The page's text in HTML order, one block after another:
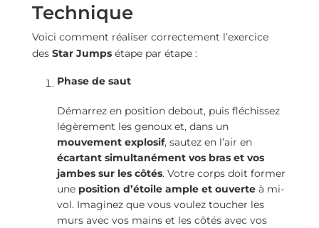
Technique
Voici comment réaliser correctement l’exercice
des Star Jumpsétape par étape :
Phase de saut
Démarrez en position debout, puis fléchissez
légèrement les genoux et, dans un
mouvement explosif, sautez en l’air en
écartant simultanément vos bras et vos
jambes sur les côtés. Votre corps doit former
une position d’étoile ample et ouverteà mi-
vol. Imaginez que vous voulez toucher les
murs avec vos mains et les côtés avec vos